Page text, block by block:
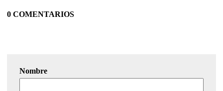
0 COMENTARIOS
Nombre